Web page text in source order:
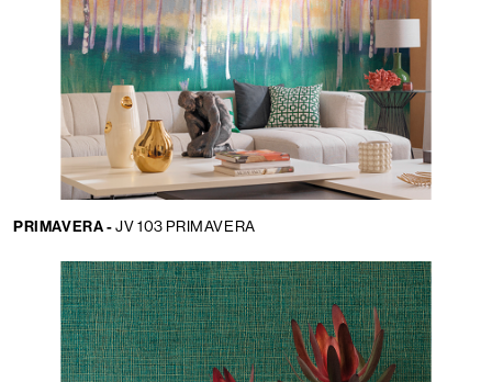
PRIMAVERA -JV 103 PRIMAVERA